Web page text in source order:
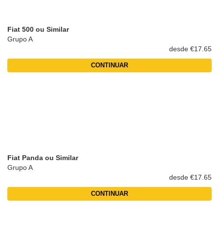
Fiat 500 ou Similar
Grupo A
desde €17.65
CONTINUAR
Fiat Panda ou Similar
Grupo A
desde €17.65
CONTINUAR